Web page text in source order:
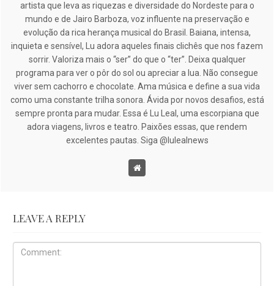
artista que leva as riquezas e diversidade do Nordeste para o
mundo e de Jairo Barboza, voz influente na preservação e
evolução da rica herança musical do Brasil. Baiana, intensa,
inquieta e sensível, Lu adora aqueles finais clichês que nos fazem
sorrir. Valoriza mais o “ser” do que o “ter”. Deixa qualquer
programa para ver o pôr do sol ou apreciar a lua. Não consegue
viver sem cachorro e chocolate. Ama música e define a sua vida
como uma constante trilha sonora. Ávida por novos desafios, está
sempre pronta para mudar. Essa é Lu Leal, uma escorpiana que
adora viagens, livros e teatro. Paixões essas, que rendem
excelentes pautas. Siga @lulealnews
LEAVE A REPLY